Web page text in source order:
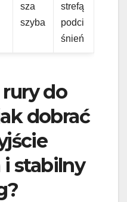
sza
szyba
strefą
podci
śnień
do
dobrać
i stabilny